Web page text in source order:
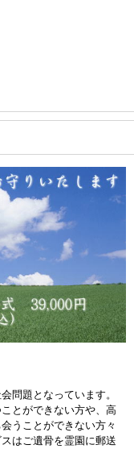
問題となっています。
とができない方や、高
うことができない方々
はご遺骨を霊園に郵送